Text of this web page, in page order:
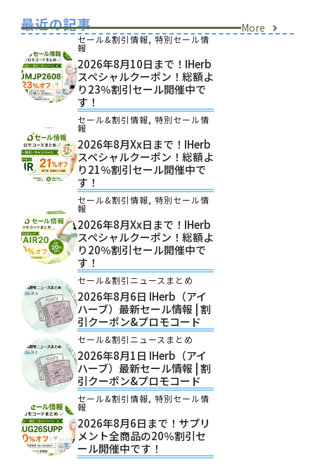
最近の記事 More
セール&割引情報, 特別セール情
報
2026年8月10日まで！iHerb
スペシャルクーポン！総額よ
り23％割引セール開催中で
す！
セール&割引情報, 特別セール情
報
2026年8月xx日まで！iHerb
スペシャルクーポン！総額よ
り21％割引セール開催中で
す！
セール&割引情報, 特別セール情
報
2026年8月xx日まで！iHerb
スペシャルクーポン！総額よ
り20％割引セール開催中で
す！
セール&割引ニュースまとめ
2026年8月6日 IHerb（アイ
ハーブ）最新セール情報 | 割
引クーポン&プロモコード
セール&割引ニュースまとめ
2026年8月1日 IHerb（アイ
ハーブ）最新セール情報 | 割
引クーポン&プロモコード
セール&割引情報, 特別セール情
報
2026年8月6日まで！サプリ
メント全商品の20％割引セ
ール開催中です！